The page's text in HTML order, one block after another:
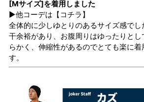
[Mサイズ]を着用しました
▶他コーデは 【コチラ】
全体的に少しゆとりのあるサイズ感で
干余裕があり、お腹周りはゆったりと
らかく、伸縮性があるのでとても楽に着
す。